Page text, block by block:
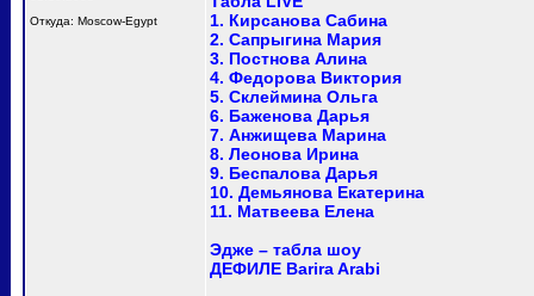
Откуда: Moscow-Egypt
1. Кирсанова Сабина
2. Сапрыгина Мария
3. Постнова Алина
4. Федорова Виктория
5. Склеймина Ольга
6. Баженова Дарья
7. Анжищева Марина
8. Леонова Ирина
9. Беспалова Дарья
10. Демьянова Екатерина
11. Матвеева Елена
Эдже – табла шоу
ДЕФИЛЕ Barira Arabi